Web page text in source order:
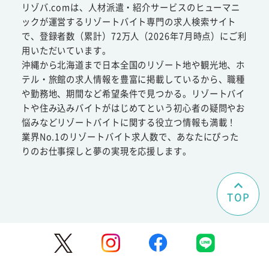
リゾバ.comは、人材派遣・紹介サービスのヒューマニ
ックが運営するリゾートバイト専門の求人検索サイト
で、登録者数（累計）72万人（2026年7月時点）にご利
用いただいています。
沖縄から北海道まで日本全国のリゾート地や観光地、ホ
テル・旅館の求人情報を豊富に掲載しているから、職種
や勤務地、期間など希望条件で見つかる。リゾートバイ
トや住み込みバイトがはじめてという初心者の疑問やお
悩みなどリゾートバイトに関する役立つ情報も満載！
業界No.1のリゾートバイト求人数で、あなたにぴった
りのお仕事探しと夢の実現を応援します。
TOP